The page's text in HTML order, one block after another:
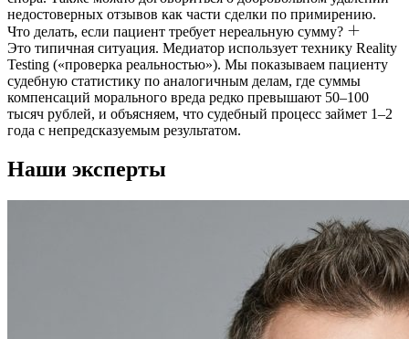
недостоверных отзывов как части сделки по примирению.
Что делать, если пациент требует нереальную сумму?
Это типичная ситуация. Медиатор использует технику Reality
Testing («проверка реальностью»). Мы показываем пациенту
судебную статистику по аналогичным делам, где суммы
компенсаций морального вреда редко превышают 50–100
тысяч рублей, и объясняем, что судебный процесс займет 1–2
года с непредсказуемым результатом.
Наши эксперты